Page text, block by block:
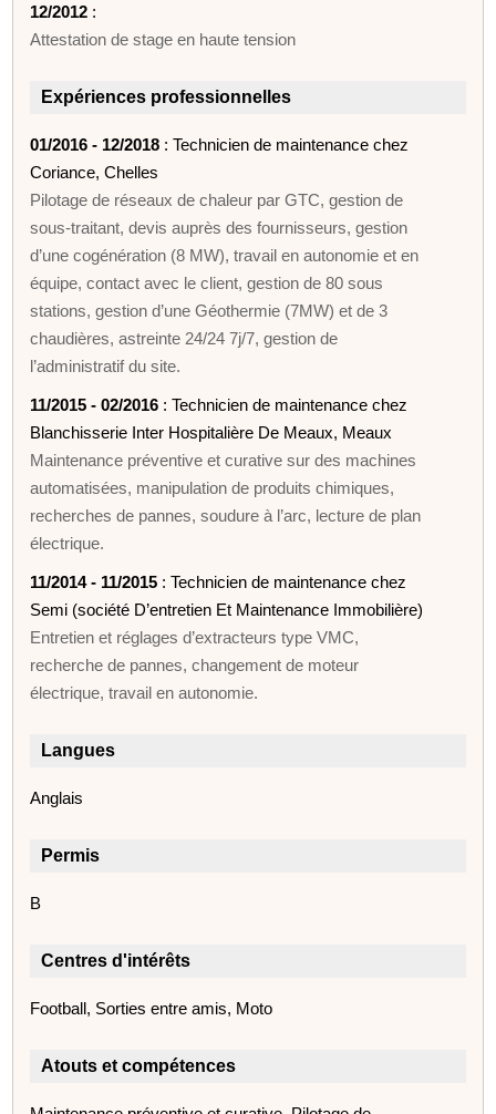
12/2012 :
Attestation de stage en haute tension
Expériences professionnelles
01/2016 - 12/2018 : Technicien de maintenance chez
Coriance, Chelles
Pilotage de réseaux de chaleur par GTC, gestion de
sous-traitant, devis auprès des fournisseurs, gestion
d’une cogénération (8 MW), travail en autonomie et en
équipe, contact avec le client, gestion de 80 sous
stations, gestion d’une Géothermie (7MW) et de 3
chaudières, astreinte 24/24 7j/7, gestion de
l’administratif du site.
11/2015 - 02/2016 : Technicien de maintenance chez
Blanchisserie Inter Hospitalière De Meaux, Meaux
Maintenance préventive et curative sur des machines
automatisées, manipulation de produits chimiques,
recherches de pannes, soudure à l’arc, lecture de plan
électrique.
11/2014 - 11/2015 : Technicien de maintenance chez
Semi (société D’entretien Et Maintenance Immobilière)
Entretien et réglages d’extracteurs type VMC,
recherche de pannes, changement de moteur
électrique, travail en autonomie.
Langues
Anglais
Permis
B
Centres d'intérêts
Football, Sorties entre amis, Moto
Atouts et compétences